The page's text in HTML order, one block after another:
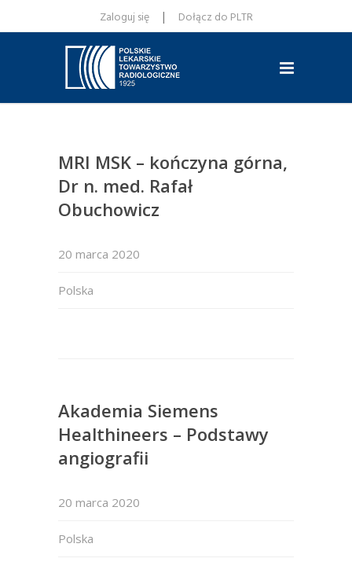
Zaloguj się | Dołącz do PLTR
MRI MSK – kończyna górna,
Dr n. med. Rafał
Obuchowicz
20 marca 2020
Polska
Akademia Siemens
Healthineers – Podstawy
angiografii
20 marca 2020
Polska